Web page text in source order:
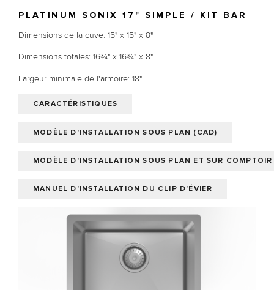
PLATINUM SONIX 17" SIMPLE / KIT BAR
Dimensions de la cuve: 15" x 15" x 8"
Dimensions totales: 16¾" x 16¾" x 8"
Largeur minimale de l'armoire: 18"
CARACTÉRISTIQUES
MODÈLE D'INSTALLATION SOUS PLAN (CAD)
MODÈLE D'INSTALLATION SOUS PLAN ET SUR
MANUEL D'INSTALLATION DU CLIP D'ÉVIER